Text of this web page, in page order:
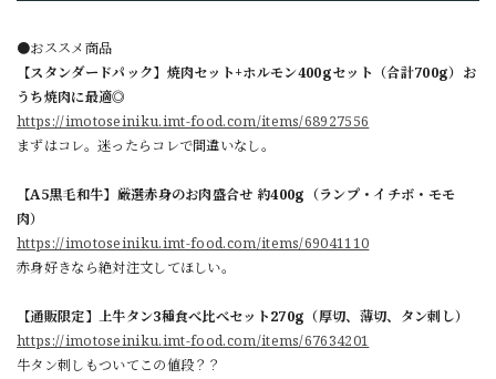
●おススメ商品
【スタンダードパック】焼肉セット+ホルモン400gセット（合計700g）お
うち焼肉に最適◎
https://imotoseiniku.imt-food.com/items/68927556
まずはコレ。迷ったらコレで間違いなし。
【A5黒毛和牛】厳選赤身のお肉盛合せ 約400g（ランプ・イチボ・モモ
肉）
https://imotoseiniku.imt-food.com/items/69041110
赤身好きなら絶対注文してほしい。
【通販限定】上牛タン3種食べ比べセット270g（厚切、薄切、タン刺し）
https://imotoseiniku.imt-food.com/items/67634201
牛タン刺しもついてこの値段？？